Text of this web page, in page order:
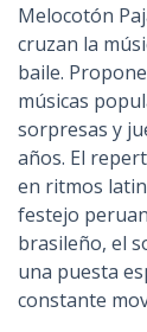
Melocotón
cruzan la
baile.
músicas
sorpresas y
años. El
en ritmos
festejo
brasileño, el
una puesta
constante